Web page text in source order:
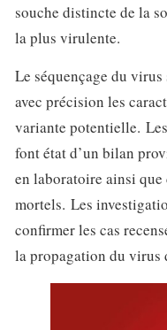
souche distincte de la
la plus virulente.
Le séquençage du
avec précision les
variante potentielle.
font état d’un bilan
en laboratoire ainsi que
mortels. Les
confirmer les cas
la propagation du virus